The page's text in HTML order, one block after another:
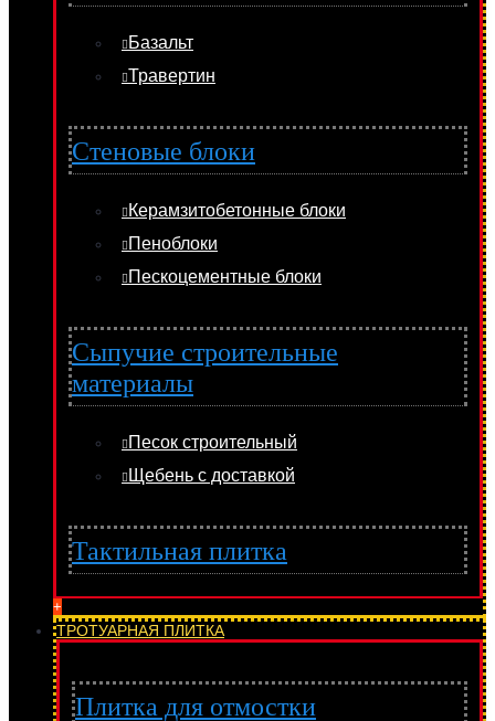
Базальт
Травертин
Стеновые блоки
Керамзитобетонные блоки
Пеноблоки
Пескоцементные блоки
Сыпучие строительные
материалы
Песок строительный
Щебень с доставкой
Тактильная плитка
+
ТРОТУАРНАЯ ПЛИТКА
Плитка для отмостки